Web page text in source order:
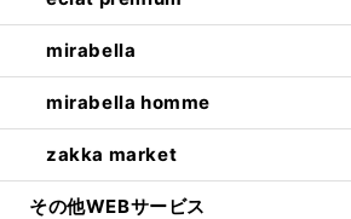
mirabella
mirabella homme
zakka market
その他WEBサービス